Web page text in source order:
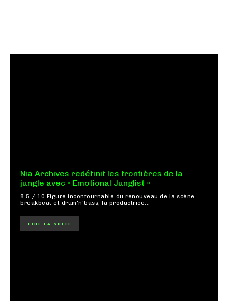
Nia Archives redéfinit les frontières de la
jungle avec « Emotional Junglist »
8,5 / 10 Figure incontournable du renouveau de la scène
breakbeat et drum'n'bass, la productrice...
LIRE LA SUITE